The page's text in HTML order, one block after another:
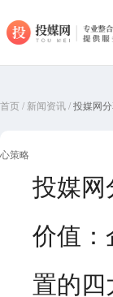
首页 / 新闻资讯 / 投媒网
心策略
投媒网
价值：
置的四